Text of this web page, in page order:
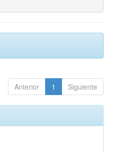
Anterior 1 Siguiente